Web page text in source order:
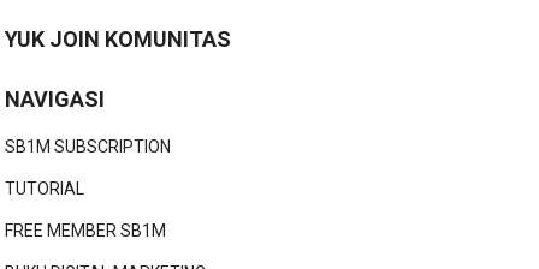
YUK JOIN KOMUNITAS
NAVIGASI
SB1M SUBSCRIPTION
TUTORIAL
FREE MEMBER SB1M